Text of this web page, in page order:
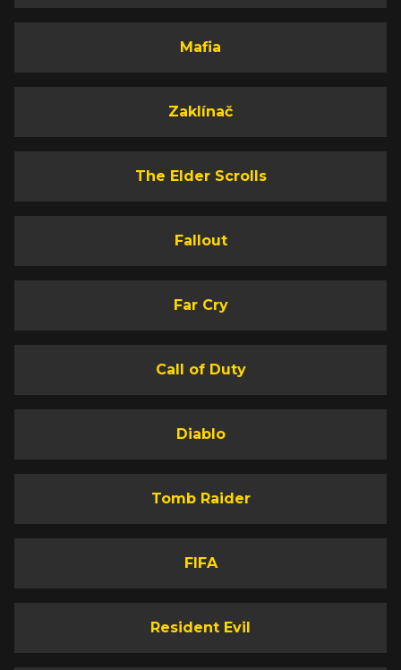
Mafia
Zaklínač
The Elder Scrolls
Fallout
Far Cry
Call of Duty
Diablo
Tomb Raider
FIFA
Resident Evil